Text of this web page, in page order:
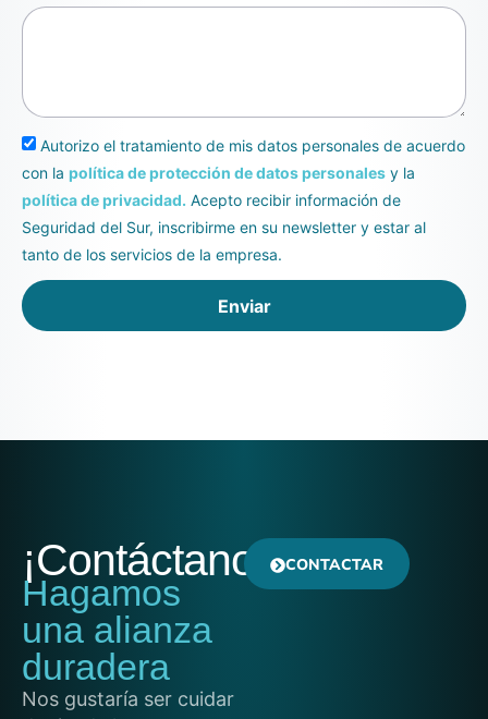
Autorizo el tratamiento de mis datos personales de acuerdo
con la política de protección de datos personales y la
política de privacidad. Acepto recibir información de
Seguridad del Sur, inscribirme en su newsletter y estar al
tanto de los servicios de la empresa.
Enviar
¡Contáctanos!
Hagamos
una alianza
duradera
Nos gustaría ser cuidar
CONTACTAR